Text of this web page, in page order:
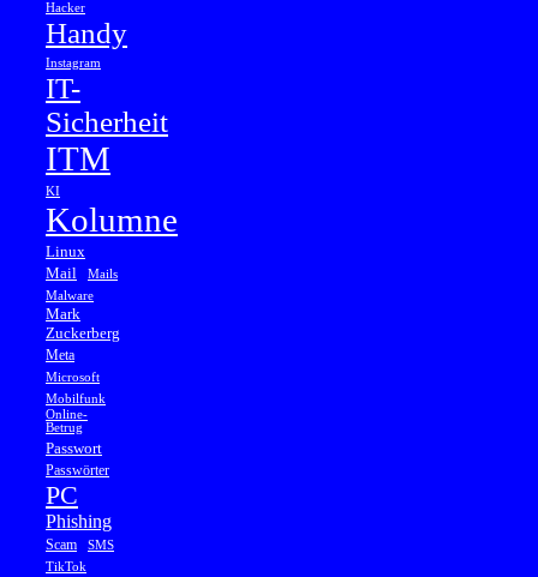
Hacker
Handy
Instagram
IT-
Sicherheit
ITM
KI
Kolumne
Linux
Mail
Mails
Malware
Mark
Zuckerberg
Meta
Microsoft
Mobilfunk
Online-
Betrug
Passwort
Passwörter
PC
Phishing
Scam
SMS
TikTok